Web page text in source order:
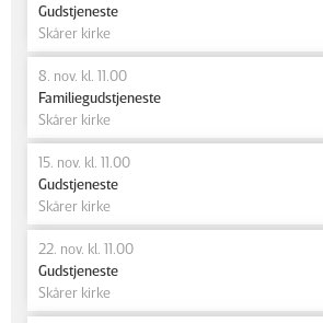
Gudstjeneste
Skårer kirke
8. nov. kl. 11.00
Familiegudstjeneste
Skårer kirke
15. nov. kl. 11.00
Gudstjeneste
Skårer kirke
22. nov. kl. 11.00
Gudstjeneste
Skårer kirke